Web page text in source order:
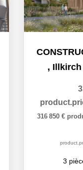
product.price.fees_charges.full
64m²